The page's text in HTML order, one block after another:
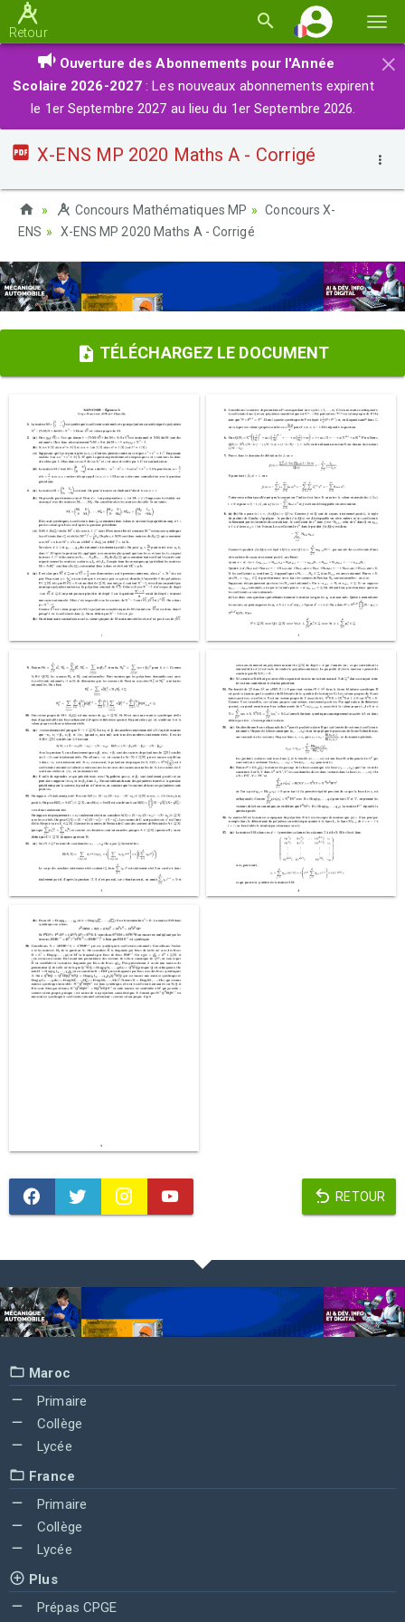
la
Retour
×
Ouverture des Abonnements pour l'Année
Scolaire 2026-2027 : Les nouveaux abonnements expirent
le 1er Septembre 2027 au lieu du 1er Septembre 2026.
X-ENS MP 2020 Maths A - Corrigé
Concours Mathématiques MP
Concours X-
ENS
X-ENS MP 2020 Maths A - Corrigé
TÉLÉCHARGEZ LE DOCUMENT
RETOUR
Maroc
Primaire
Collège
Lycée
France
Primaire
Collège
Lycée
Plus
Prépas CPGE